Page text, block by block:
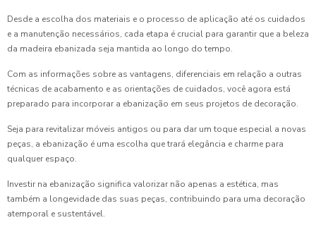
Desde a escolha dos materiais e o processo de aplicação até os cuidados
e a manutenção necessários, cada etapa é crucial para garantir que a beleza
da madeira ebanizada seja mantida ao longo do tempo.
Com as informações sobre as vantagens, diferenciais em relação a outras
técnicas de acabamento e as orientações de cuidados, você agora está
preparado para incorporar a ebanização em seus projetos de decoração.
Seja para revitalizar móveis antigos ou para dar um toque especial a novas
peças, a ebanização é uma escolha que trará elegância e charme para
qualquer espaço.
Investir na ebanização significa valorizar não apenas a estética, mas
também a longevidade das suas peças, contribuindo para uma decoração
atemporal e sustentável.